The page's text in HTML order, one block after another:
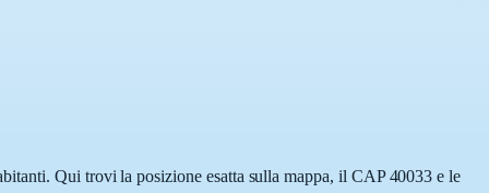
Qui trovi la posizione esatta sulla mappa, il CAP 40033 e le